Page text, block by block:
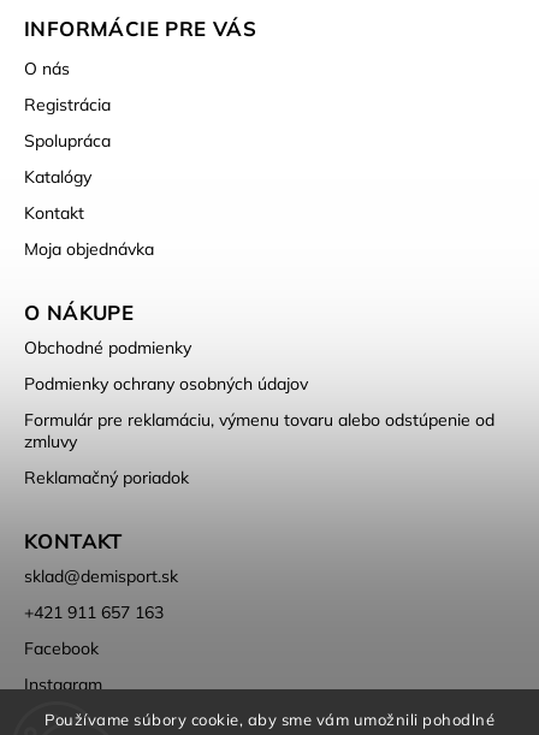
Používame súbory cookie, aby sme vám umožnili pohodlné
INFORMÁCIE PRE VÁS
O nás
Registrácia
Spolupráca
Katalógy
Kontakt
Moja objednávka
O NÁKUPE
Obchodné podmienky
Podmienky ochrany osobných údajov
Formulár pre reklamáciu, výmenu tovaru alebo odstúpenie od
zmluvy
Reklamačný poriadok
KONTAKT
sklad@demisport.sk
+421 911 657 163
Facebook
Instagram